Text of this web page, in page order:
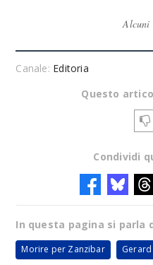
Canale: Editoria
Questo
Condividi
In questa pagina si parla
Morire per Zanzibar